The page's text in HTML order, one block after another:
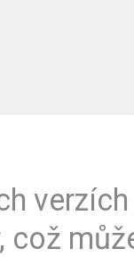
což